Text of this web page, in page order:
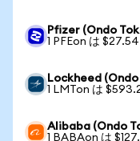
Pfizer (Ondo
1 PFEon は
Lockheed (Ondo
1 LMTon は
Alibaba (Ondo
1 BABAon は